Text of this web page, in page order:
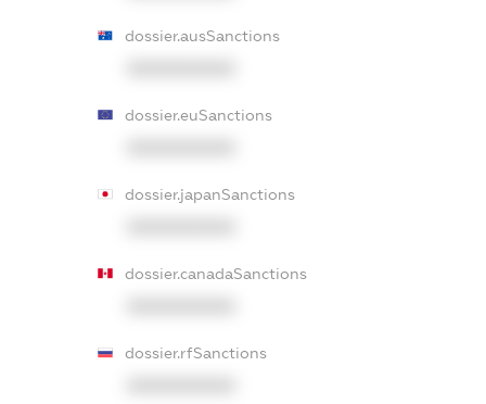
dossier.ausSanctions
dossier.euSanctions
dossier.japanSanctions
dossier.canadaSanctions
dossier.rfSanctions